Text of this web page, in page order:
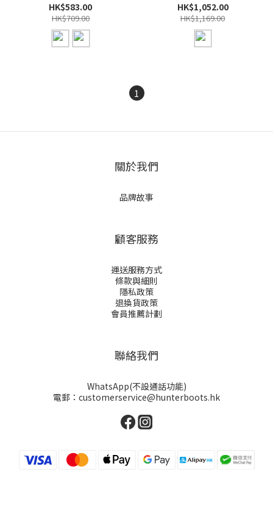
HK$583.00
HK$709.00
HK$1,052.00
HK$1,169.00
1
關於我們
品牌故事
顧客服務
運送服務方式
條款與細則
隱私政策
退換貨政策
會員推薦計劃
聯絡我們
WhatsApp(不設通話功能)
電郵：customerservice@hunterboots.hk